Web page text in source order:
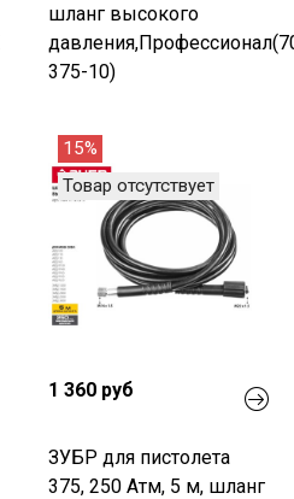
шланг высокого
375-10)
15%
Товар отсутствует
1 360 руб
ЗУБР для пистолета
375, 250 Атм, 5 м, шланг